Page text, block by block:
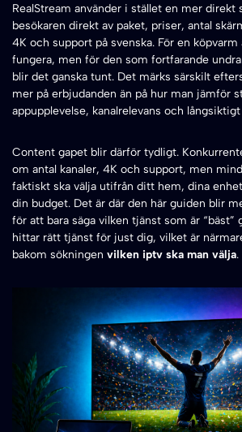
RealStream använder i stället en mer direkt
besökaren direkt av paket, priser, antal
4K och support på svenska. För en köpvarm
fungera, men för den som fortfarande
blir det ganska tunt. Det märks särskilt
mer på erbjudanden än på hur man jämför
appupplevelse, kanalrelevans och
Content gapet blir därför tydligt.
om antal kanaler, 4K och support, men
faktiskt ska välja utifrån ditt hem, dina
din budget. Det är där den här guiden blir
för att bara säga vilken tjänst som är “bäst”
hittar rätt tjänst för just dig, vilket är
bakom sökningen vilken iptv ska man välja.